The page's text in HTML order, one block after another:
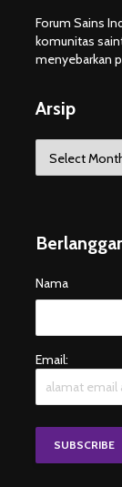
Forum Sains
komunitas
menyebarkan
Arsip
Nama
Email: